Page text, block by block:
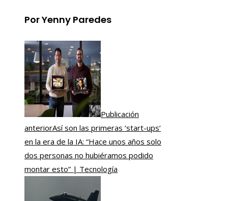
Por Yenny Paredes
Publicación
anteriorAsí son las primeras ‘start-ups’
en la era de la IA: “Hace unos años solo
dos personas no hubiéramos podido
montar esto” | Tecnología